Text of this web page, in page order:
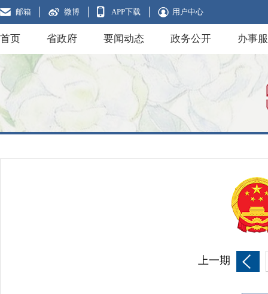
邮箱 微博 APP下载 用户中心
首页 省政府 要闻动态 政务公开 办事
上一期